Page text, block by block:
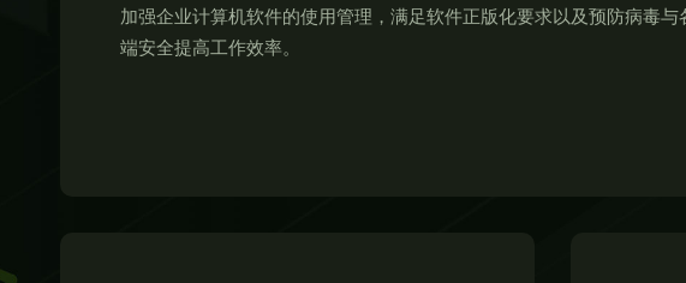
加强企业计算机软件的使用管理，满足软件正版化要求以及预防病毒
端安全提高工作效率。